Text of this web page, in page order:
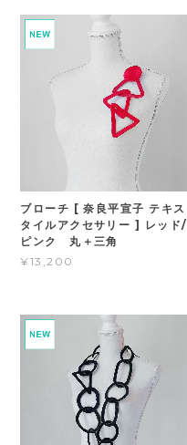
ブローチ [ 奈良平宣子 テキス
タイルアクセサリー ] レッド/
ピンク 丸＋三角
¥13,200